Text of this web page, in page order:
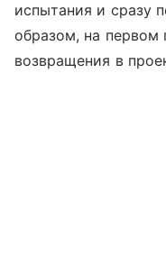
испытания и сразу
образом, на первом
возвращения в